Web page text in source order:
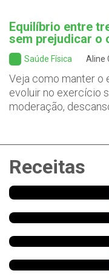
Equilíbrio entre
sem prejudicar o
Saúde Física Aline
Veja como manter o
evoluir no exercício
moderação,
Receitas